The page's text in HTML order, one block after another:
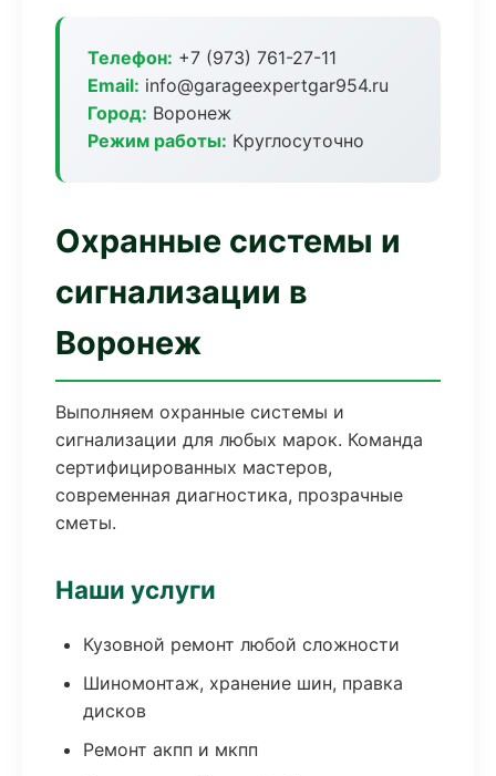
Телефон: +7 (973) 761-27-11
Email: info@garageexpertgar954.ru
Город: Воронеж
Режим работы: Круглосуточно
Охранные системы и
сигнализации в
Воронеж
Выполняем охранные системы и
сигнализации для любых марок. Команда
сертифицированных мастеров,
современная диагностика, прозрачные
сметы.
Наши услуги
Кузовной ремонт любой сложности
Шиномонтаж, хранение шин, правка
дисков
Ремонт акпп и мкпп